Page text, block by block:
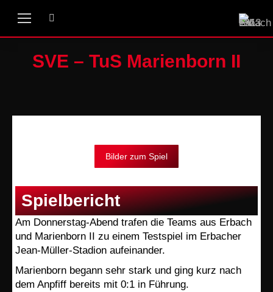
SVE – TuS Marienborn II
Bilder zum Spiel
Spielbericht
Am Donnerstag-Abend trafen die Teams aus Erbach
und Marienborn II zu einem Testspiel im Erbacher
Jean-Müller-Stadion aufeinander.
Marienborn begann sehr stark und ging kurz nach
dem Anpfiff bereits mit 0:1 in Führung.